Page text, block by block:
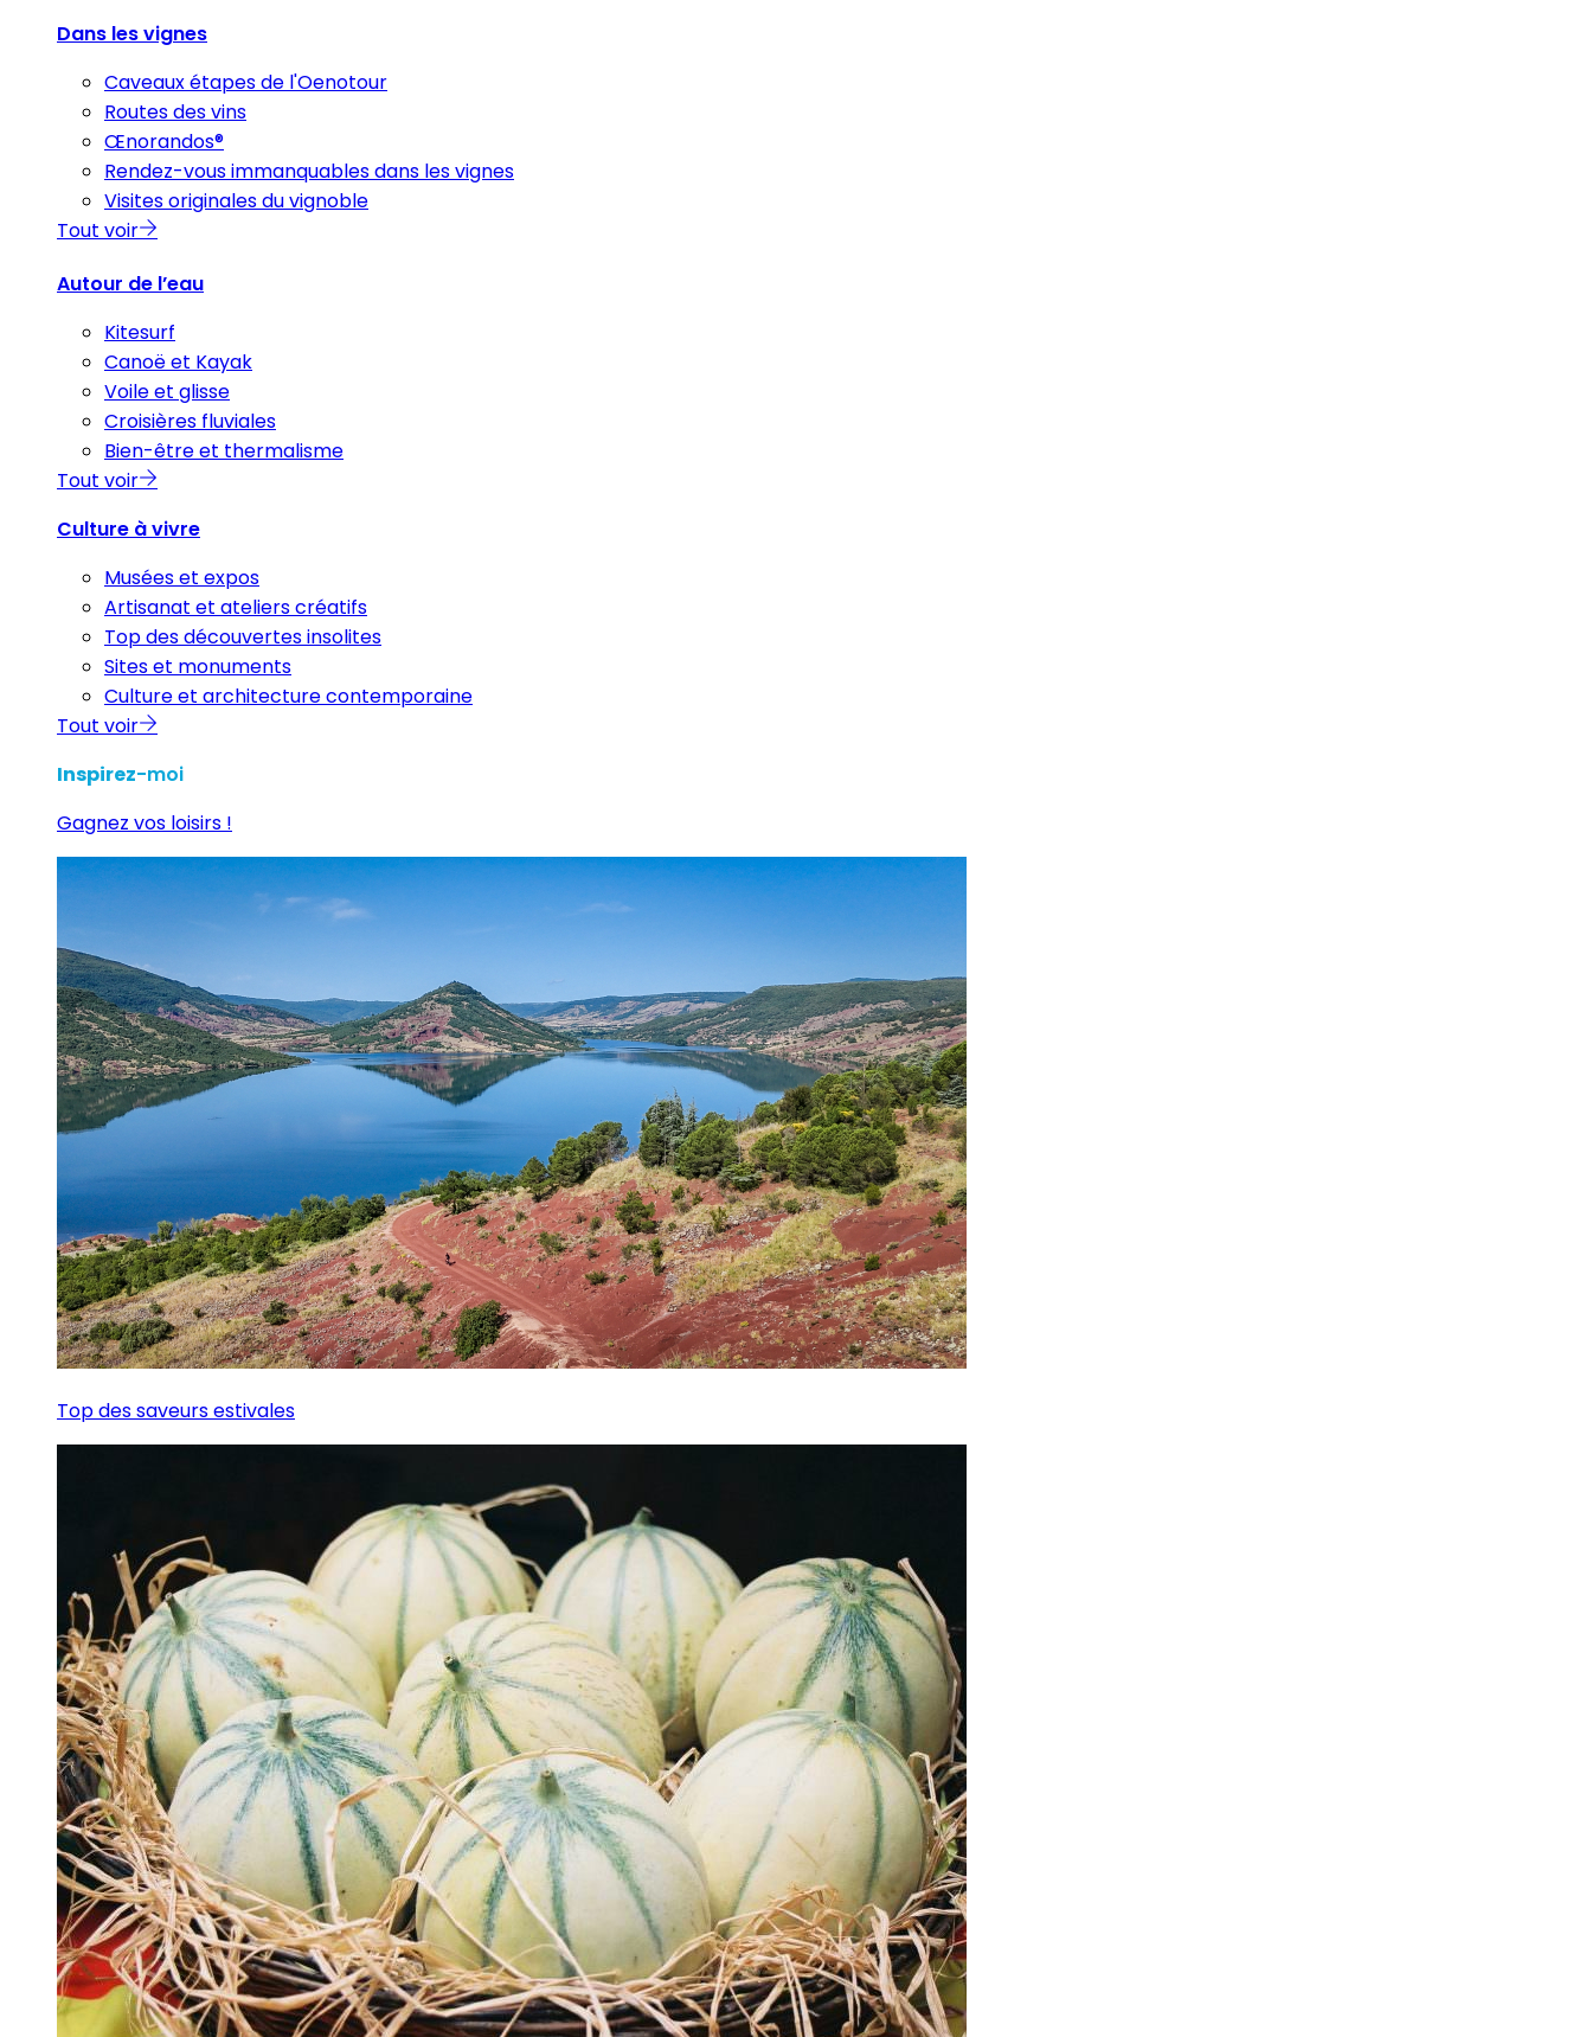
Dans les vignes
Caveaux étapes de l'Oenotour
Routes des vins
Œnorandos®
Rendez-vous immanquables dans les vignes
Visites originales du vignoble
Tout voir
Autour de l’eau
Kitesurf
Canoë et Kayak
Voile et glisse
Croisières fluviales
Bien-être et thermalisme
Tout voir
Culture à vivre
Musées et expos
Artisanat et ateliers créatifs
Top des découvertes insolites
Sites et monuments
Culture et architecture contemporaine
Tout voir
Inspirez-moi
Gagnez vos loisirs !
Top des saveurs estivales